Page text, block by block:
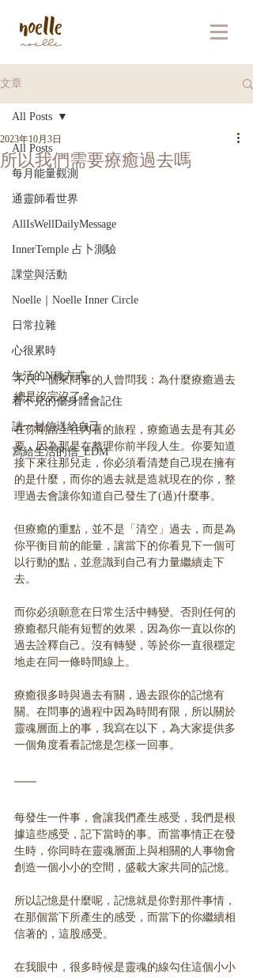
文章
All Posts
每月能量觀測
通靈師看世界
AllIsWellDailyMessage
InnerTemple 占卜測驗
課堂與活動
Noelle｜Noelle Inner Circle
日常拉雜
心很累時
生活的N種方式
看不見的傷身體會記住
讀一封信送給自己
寫給生活的信_EDM
All Posts
所以我們需要療癒過去嗎
2023年10月3日
不只一個來問事的人曾問我：為什麼療癒過去
總是沒完沒了？
在你剛踏上往內看的旅程，療癒過去是有其必
要，因為那是在整理你前半段人生。你要知道
接下來往那兒走，你必須看清楚自己現在擁有
的是什麼，而你的過去就是造就現在的你，整
理過去會讓你知道自己發生了(過)什麼事。
但療癒的重點，並不是「清空」過去，而是為
你平衡目前的能量，讓當下的你看見下一個可
以行動的點，並意識到自己有力量繼續走下
去。
而你必須願意在日常生活中轉變。否則任何的
療癒都只能有短暫的效果，因為你一直以你的
過去詮釋自己。沒有轉變，等於你一直很穩定
地走在同一條時間線上。
療癒很多時與過去有關，過去跟你的記憶有
關。在問事的過程中因為時間有限，所以關於
靈魂層面上的事，我寫在以下，為大家提供多
一個角度看看記憶是怎樣一回事。
每發生一件事，會讓我們產生感受，我們是根
據這些感受，記下當時的事。而當事情正在發
生時，你同時在靈魂層面上與相關的人事物會
創造一個小小的空間，盛載大家共同的記憶。
所以記憶是什麼呢，記憶就是你對那件事情，
在那個當下所產生的感受，而當下的你繼續相
信著的，這股感受。
在我眼中，很多時候是靈魂的線勾住這個小小